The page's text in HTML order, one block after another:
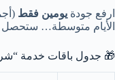
ارفع جودة يومين فقط
الأيام متوسطة… ستحصل
🎁 جدول باقات خدمة